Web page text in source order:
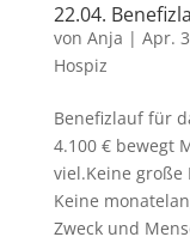
22.04.
von Anja | Apr.
Hospiz
Benefizlauf für
4.100 € bewegt
viel.Keine große
Keine
Zweck und